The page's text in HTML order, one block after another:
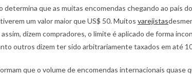
determina que as muitas encomendas chegando ao país
um valor maior que US$ 50. Muitos varejistas
dizem compradores, o limite é aplicado de forma
outros dizem ter sido arbitrariamente taxados em até
que o volume de encomendas internacionais quase